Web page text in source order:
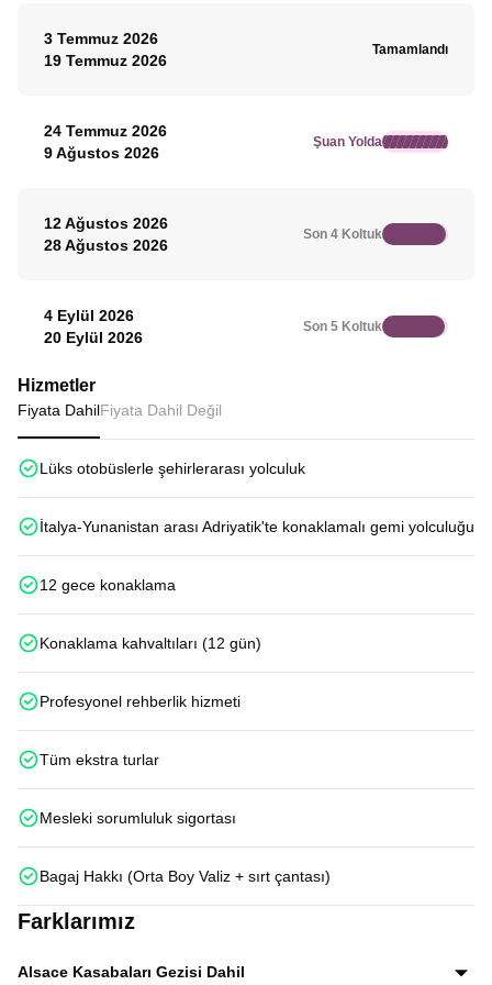
3 Temmuz 2026
19 Temmuz 2026
Tamamlandı
24 Temmuz 2026
9 Ağustos 2026
Şuan Yolda
12 Ağustos 2026
28 Ağustos 2026
Son 4 Koltuk
4 Eylül 2026
20 Eylül 2026
Son 5 Koltuk
Hizmetler
Fiyata DahilFiyata Dahil Değil
Lüks otobüslerle şehirlerarası yolculuk
İtalya-Yunanistan arası Adriyatik'te konaklamalı gemi yolculuğu
12 gece konaklama
Konaklama kahvaltıları (12 gün)
Profesyonel rehberlik hizmeti
Tüm ekstra turlar
Mesleki sorumluluk sigortası
Bagaj Hakkı (Orta Boy Valiz + sırt çantası)
Farklarımız
Alsace Kasabaları Gezisi Dahil